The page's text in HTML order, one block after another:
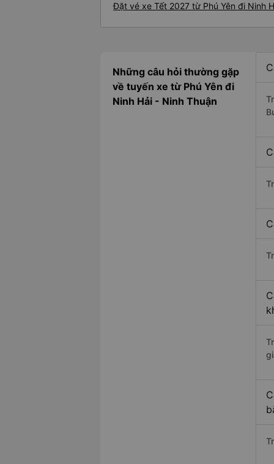
Đặt vé xe Tết 2027 từ Phú Yên đi Ninh
Những câu hỏi thường gặp
về tuyến xe từ Phú Yên đi
Ninh Hải - Ninh Thuận